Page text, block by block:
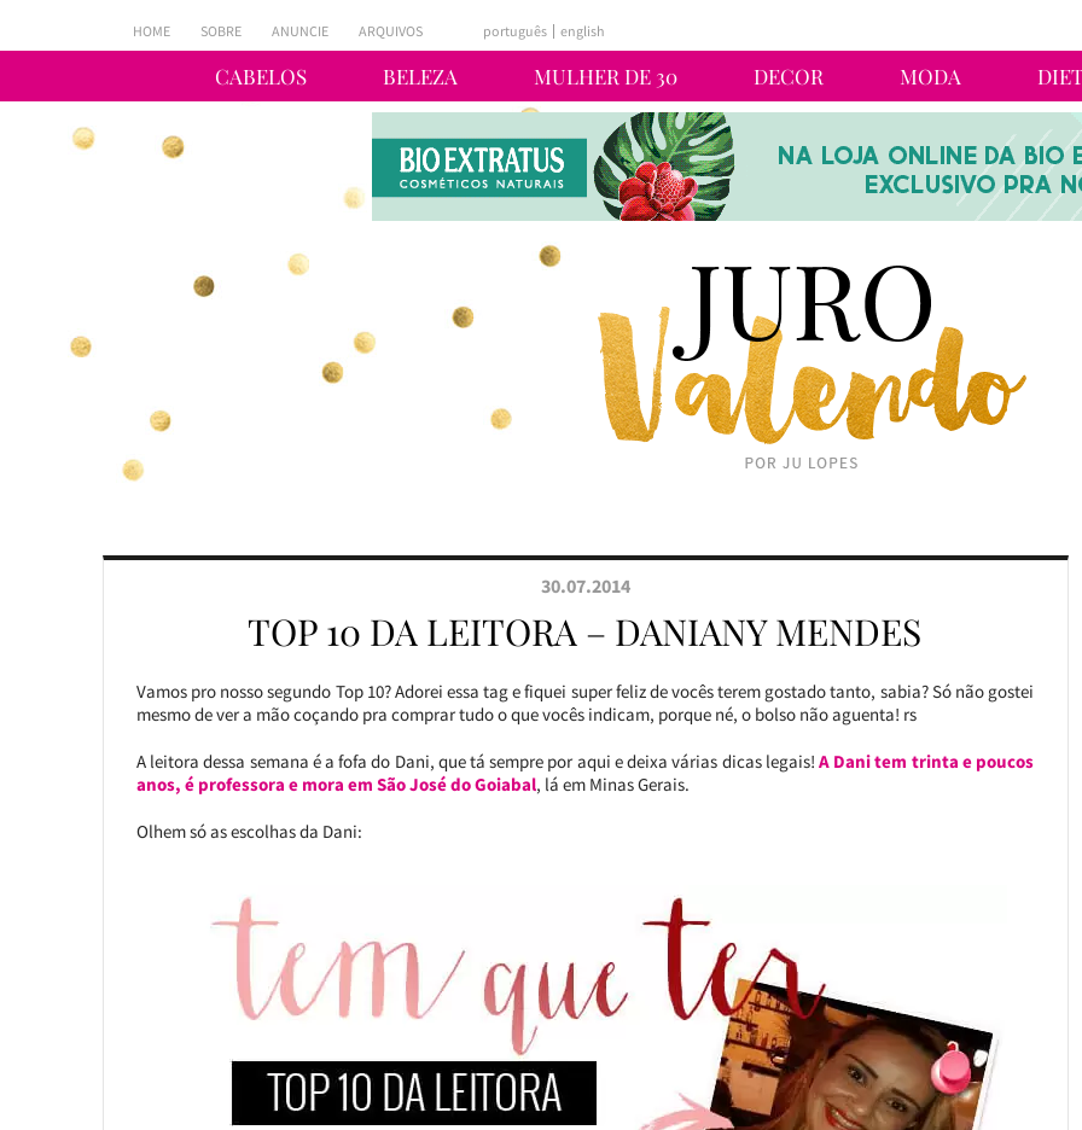
CABELOS BELEZA MULHER DE 30 DECOR MODA
HOME SOBRE ANUNCIE ARQUIVOS português english
30.07.2014
TOP 10 DA LEITORA – DANIANY MENDES
Vamos pro nosso segundo Top 10? Adorei essa tag e fiquei super feliz de vocês terem gostado tanto, sabia? Só não gostei
mesmo de ver a mão coçando pra comprar tudo o que vocês indicam, porque né, o bolso não aguenta! rs
A leitora dessa semana é a fofa do Dani, que tá sempre por aqui e deixa várias dicas legais! A Dani tem trinta e poucos
anos, é professora e mora em São José do Goiabal, lá em Minas Gerais.
Olhem só as escolhas da Dani: